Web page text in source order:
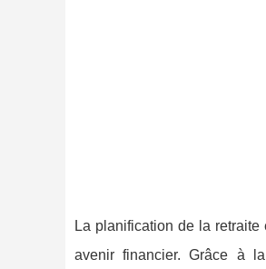
La planification de la
avenir financier. Grâce à